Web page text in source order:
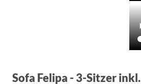
Sofa Felipa - 3-Sitzer inkl.